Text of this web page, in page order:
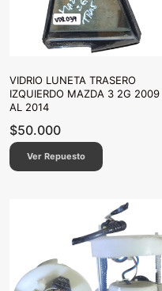
VIDRIO LUNETA TRASERO
IZQUIERDO MAZDA 3 2G 2009
AL 2014
$50.000
Ver Repuesto